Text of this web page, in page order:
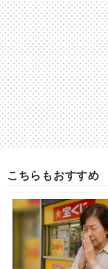
こちらもおすすめ